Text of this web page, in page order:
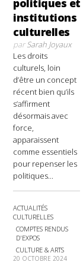
politiques et
institutions
culturelles
parSarah Joyaux
Les droits
culturels, loin
d’être un concept
récent bien qu’ils
s’affirment
désormais avec
force,
apparaissent
comme essentiels
pour repenser les
politiques...
ACTUALITÉS
CULTURELLES
COMPTES RENDUS
D'EXPOS
CULTURE & ARTS
20 OCTOBRE 2024